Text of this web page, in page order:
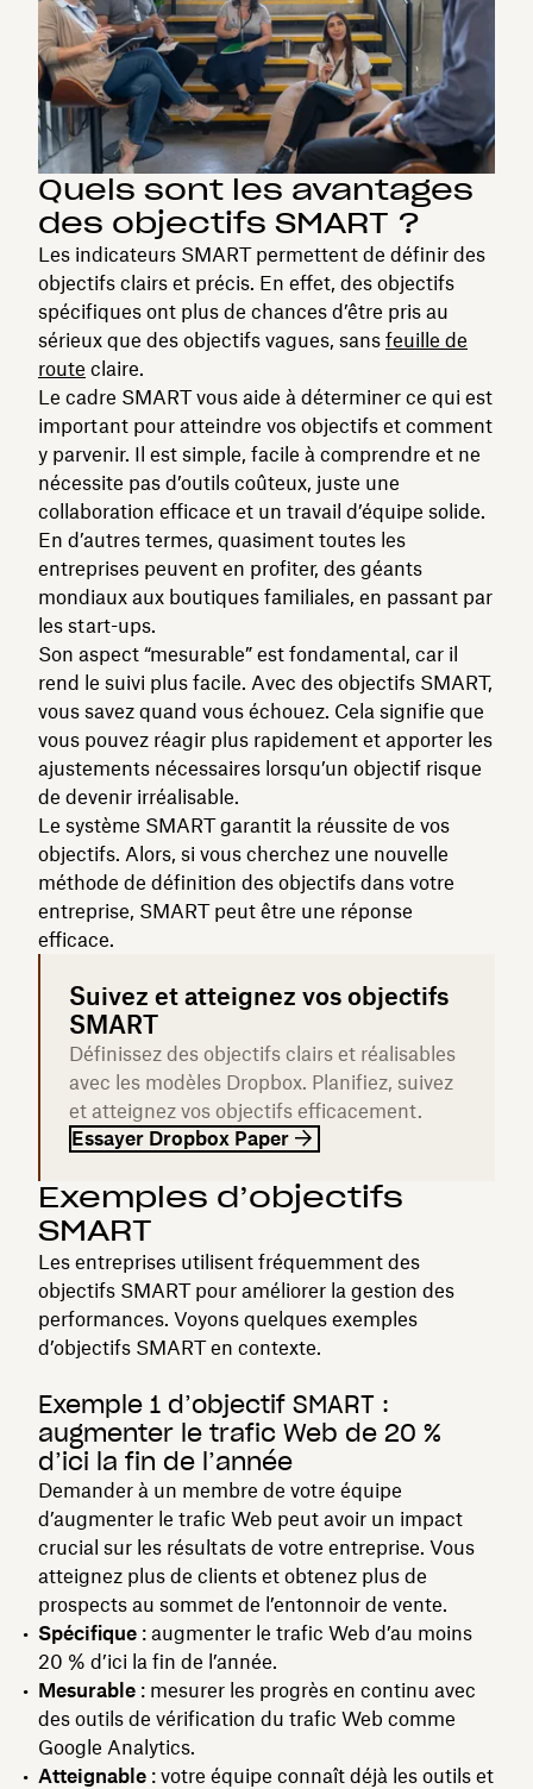
Quels sont les avantages
des objectifs SMART ?
Les indicateurs SMART permettent de définir des
objectifs clairs et précis. En effet, des objectifs
spécifiques ont plus de chances d’être pris au
sérieux que des objectifs vagues, sans feuille de
route claire.
Le cadre SMART vous aide à déterminer ce qui est
important pour atteindre vos objectifs et comment
y parvenir. Il est simple, facile à comprendre et ne
nécessite pas d’outils coûteux, juste une
collaboration efficace et un travail d’équipe solide.
En d’autres termes, quasiment toutes les
entreprises peuvent en profiter, des géants
mondiaux aux boutiques familiales, en passant par
les start-ups.
Son aspect “mesurable” est fondamental, car il
rend le suivi plus facile. Avec des objectifs SMART,
vous savez quand vous échouez. Cela signifie que
vous pouvez réagir plus rapidement et apporter les
ajustements nécessaires lorsqu’un objectif risque
de devenir irréalisable.
Le système SMART garantit la réussite de vos
objectifs. Alors, si vous cherchez une nouvelle
méthode de définition des objectifs dans votre
entreprise, SMART peut être une réponse
efficace.
Suivez et atteignez vos objectifs
SMART
Définissez des objectifs clairs et réalisables
avec les modèles Dropbox. Planifiez, suivez
et atteignez vos objectifs efficacement.
Essayer Dropbox Paper
Exemples d’objectifs
SMART
Les entreprises utilisent fréquemment des
objectifs SMART pour améliorer la gestion des
performances. Voyons quelques exemples
d’objectifs SMART en contexte.
Exemple 1 d’objectif SMART :
augmenter le trafic Web de 20 %
d’ici la fin de l’année
Demander à un membre de votre équipe
d’augmenter le trafic Web peut avoir un impact
crucial sur les résultats de votre entreprise. Vous
atteignez plus de clients et obtenez plus de
prospects au sommet de l’entonnoir de vente.
Spécifique : augmenter le trafic Web d’au moins
20 % d’ici la fin de l’année.
Mesurable : mesurer les progrès en continu avec
des outils de vérification du trafic Web comme
Google Analytics.
Atteignable : votre équipe connaît déjà les outils et